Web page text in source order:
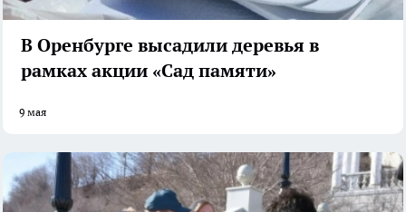
В Оренбурге высадили деревья в
рамках акции «Сад памяти»
9 мая